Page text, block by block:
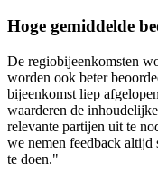
Hoge gemiddelde
De regiobijeenkomsten
worden ook beter
bijeenkomst liep
waarderen de
relevante partijen uit te
we nemen feedback altijd
te doen."